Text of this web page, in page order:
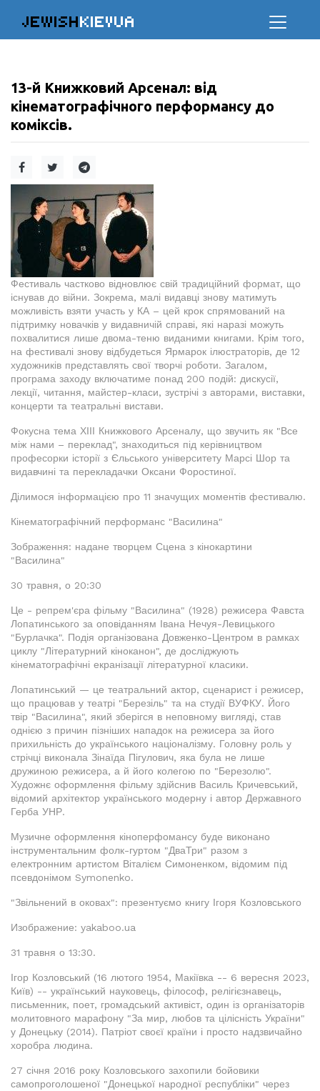
JEWISHKIEVUA
13-й Книжковий Арсенал: від
кінематографічного перформансу до
коміксів.
Фестиваль частково відновлює свій традиційний формат, що
існував до війни. Зокрема, малі видавці знову матимуть
можливість взяти участь у КА – цей крок спрямований на
підтримку новачків у видавничій справі, які наразі можуть
похвалитися лише двома-теню виданими книгами. Крім того,
на фестивалі знову відбудеться Ярмарок ілюстраторів, де 12
художників представлять свої творчі роботи. Загалом,
програма заходу включатиме понад 200 подій: дискусії,
лекції, читання, майстер-класи, зустрічі з авторами, виставки,
концерти та театральні вистави.
Фокусна тема ХІІІ Книжкового Арсеналу, що звучить як "Все
між нами – переклад", знаходиться під керівництвом
професорки історії з Єльського університету Марсі Шор та
видавчині та перекладачки Оксани Форостиної.
Ділимося інформацією про 11 значущих моментів фестивалю.
Кінематографічний перформанс "Василина"
Зображення: надане творцем Сцена з кінокартини
"Василина"
30 травня, о 20:30
Це - репрем'єра фільму "Василина" (1928) режисера Фавста
Лопатинського за оповіданням Івана Нечуя-Левицького
"Бурлачка". Подія організована Довженко-Центром в рамках
циклу "Літературний кіноканон", де досліджують
кінематографічні екранізації літературної класики.
Лопатинський — це театральний актор, сценарист і режисер,
що працював у театрі "Березіль" та на студії ВУФКУ. Його
твір "Василина", який зберігся в неповному вигляді, став
однією з причин пізніших нападок на режисера за його
прихильність до українського націоналізму. Головну роль у
стрічці виконала Зінаїда Пігулович, яка була не лише
дружиною режисера, а й його колегою по "Березолю".
Художнє оформлення фільму здійснив Василь Кричевський,
відомий архітектор українського модерну і автор Державного
Герба УНР.
Музичне оформлення кіноперфомансу буде виконано
інструментальним фолк-гуртом "ДваТри" разом з
електронним артистом Віталієм Симоненком, відомим під
псевдонімом Symonenko.
"Звільнений в оковах": презентуємо книгу Ігоря Козловського
Изображение: yakaboo.ua
31 травня о 13:30.
Ігор Козловський (16 лютого 1954, Макіївка -- 6 вересня 2023,
Київ) -- український науковець, філософ, релігієзнавець,
письменник, поет, громадський активіст, один із організаторів
молитовного марафону "За мир, любов та цілісність України"
у Донецьку (2014). Патріот своєї країни і просто надзвичайно
хоробра людина.
27 січня 2016 року Козловського захопили бойовики
самопроголошеної "Донецької народної республіки" через